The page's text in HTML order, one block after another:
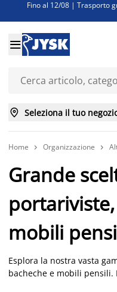
Fino al 12/08 | Trasporto
Super offerte d'estate
Finanziamenti - Scegli il

 Seleziona il tuo
Home  Organizzazione 
Grande
mobili
Esplora la nostra vasta
bacheche e mobili